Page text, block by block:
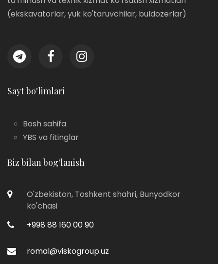
(ekskavatorlar, yuk ko'taruvchilar, buldozerlar)
Sayt bo'limlari
Bosh sahifa
YBS va fitinglar
Biz bilan bog'lanish
O'zbekiston, Toshkent shahri, Bunyodkor
ko'chasi
+998 88 160 00 90
romal@viskogroup.uz